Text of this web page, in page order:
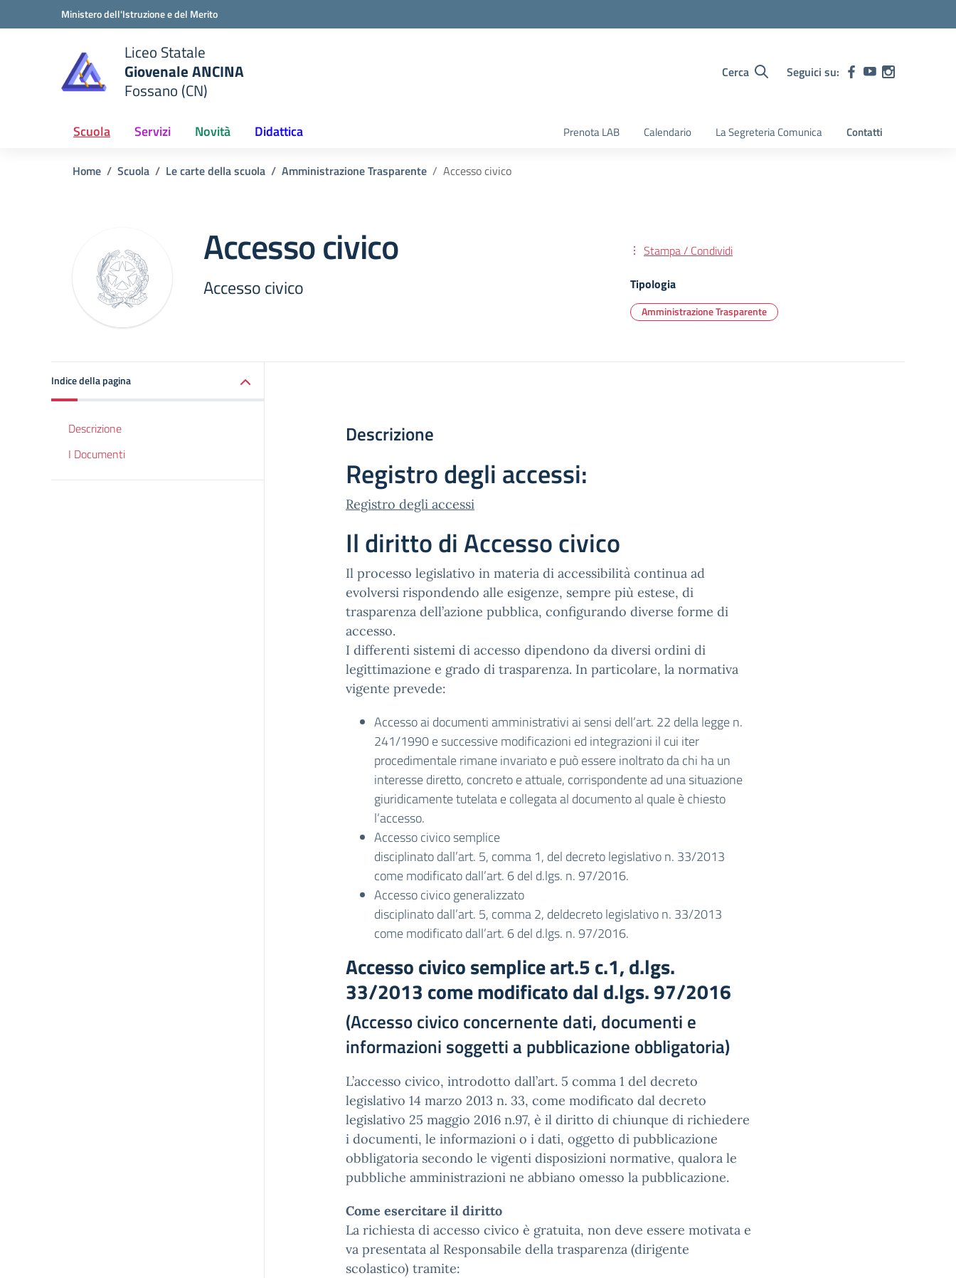
Vai ai contenuti
Vai al menu di navigazioneMinistero dell'Istruzione e del Merito
scuola
Liceo Statale
Giovenale ANCINA
Fossano (CN)
Cerca Seguici su:
Scuola Servizi Novità Didattica Prenota LAB Calendario La Segreteria Comunica Contatti
Home Scuola Le carte della scuola Amministrazione Trasparente Accesso civico
Accesso civico
Accesso civico
Stampa / Condividi
Tipologia
Amministrazione Trasparente
Indice della pagina
Descrizione
I Documenti
Descrizione
Registro degli accessi:
Registro degli accessi
Il diritto di Accesso civico
Il processo legislativo in materia di accessibilità continua ad
evolversi rispondendo alle esigenze, sempre più estese, di
trasparenza dell’azione pubblica, configurando diverse forme di
accesso.
I differenti sistemi di accesso dipendono da diversi ordini di
legittimazione e grado di trasparenza. In particolare, la normativa
vigente prevede:
Accesso ai documenti amministrativi ai sensi dell’art. 22 della legge n.
241/1990 e successive modificazioni ed integrazioni il cui iter
procedimentale rimane invariato e può essere inoltrato da chi ha un
interesse diretto, concreto e attuale, corrispondente ad una situazione
giuridicamente tutelata e collegata al documento al quale è chiesto
l’accesso.
Accesso civico semplice
disciplinato dall’art. 5, comma 1, del decreto legislativo n. 33/2013
come modificato dall’art. 6 del d.lgs. n. 97/2016.
Accesso civico generalizzato
disciplinato dall’art. 5, comma 2, deldecreto legislativo n. 33/2013
come modificato dall’art. 6 del d.lgs. n. 97/2016.
Accesso civico semplice art.5 c.1, d.lgs.
33/2013 come modificato dal d.lgs. 97/2016
(Accesso civico concernente dati, documenti e
informazioni soggetti a pubblicazione obbligatoria)
L’accesso civico, introdotto dall’art. 5 comma 1 del decreto
legislativo 14 marzo 2013 n. 33, come modificato dal decreto
legislativo 25 maggio 2016 n.97, è il diritto di chiunque di richiedere
i documenti, le informazioni o i dati, oggetto di pubblicazione
obbligatoria secondo le vigenti disposizioni normative, qualora le
pubbliche amministrazioni ne abbiano omesso la pubblicazione.
Come esercitare il diritto
La richiesta di accesso civico è gratuita, non deve essere motivata e
va presentata al Responsabile della trasparenza (dirigente
scolastico) tramite: